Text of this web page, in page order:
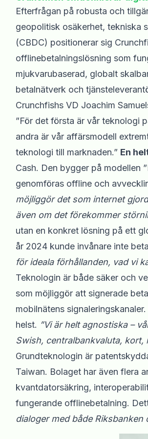
Efterfrågan på robusta och
geopolitisk osäkerhet, tekniska
(CBDC) positionerar sig
offlinebetalningslösning som
mjukvarubaserad, globalt
betalnätverk och
Crunchfishs VD Joachim
”För det första är vår teknologi
andra är vår affärsmodell
teknologi till marknaden.” En
Cash. Den bygger på modellen
genomföras offline och
möjliggör det som internet
även om det förekommer
utan en konkret lösning på ett
år 2024 kunde invånare inte
för ideala förhållanden, vad vi
Teknologin är både säker och
som möjliggör att signerade
mobilnätens
helst. ”Vi är helt agnostiska –
Swish, centralbankvaluta, kort,
Grundteknologin är
Taiwan. Bolaget har även flera
kvantdatorsäkring,
fungerande offlinebetalning.
dialoger med både